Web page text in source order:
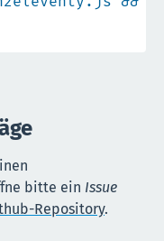
bitte ein Issue
Repository.